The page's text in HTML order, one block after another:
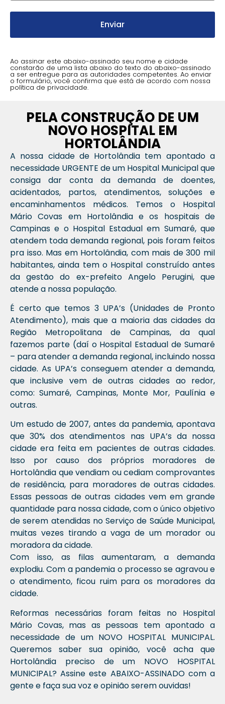
Ao assinar este abaixo-assinado seu nome e cidade
constarão de uma lista abaixo do texto do abaixo-assinado
a ser entregue para as autoridades competentes. Ao enviar
o formulário, você confirma que está de acordo com nossa
política de privacidade.
PELA CONSTRUÇÃO DE UM
NOVO HOSPITAL EM
HORTOLÂNDIA
A nossa cidade de Hortolândia tem apontado a
necessidade URGENTE de um Hospital Municipal que
consiga dar conta da demanda de doentes,
acidentados, partos, atendimentos, soluções e
encaminhamentos médicos. Temos o Hospital
Mário Covas em Hortolândia e os hospitais de
Campinas e o Hospital Estadual em Sumaré, que
atendem toda demanda regional, pois foram feitos
pra isso. Mas em Hortolândia, com mais de 300 mil
habitantes, ainda tem o Hospital construído antes
da gestão do ex-prefeito Angelo Perugini, que
atende a nossa população.
É certo que temos 3 UPA’s (Unidades de Pronto
Atendimento), mais que a maioria das cidades da
Região Metropolitana de Campinas, da qual
fazemos parte (daí o Hospital Estadual de Sumaré
– para atender a demanda regional, incluindo nossa
cidade. As UPA’s conseguem atender a demanda,
que inclusive vem de outras cidades ao redor,
como: Sumaré, Campinas, Monte Mor, Paulínia e
outras.
Um estudo de 2007, antes da pandemia, apontava
que 30% dos atendimentos nas UPA’s da nossa
cidade era feita em pacientes de outras cidades.
Isso por causo dos próprios moradores de
Hortolândia que vendiam ou cediam comprovantes
de residência, para moradores de outras cidades.
Essas pessoas de outras cidades vem em grande
quantidade para nossa cidade, com o único objetivo
de serem atendidas no Serviço de Saúde Municipal,
muitas vezes tirando a vaga de um morador ou
moradora da cidade.
Com isso, as filas aumentaram, a demanda
explodiu. Com a pandemia o processo se agravou e
o atendimento, ficou ruim para os moradores da
cidade.
Reformas necessárias foram feitas no Hospital
Mário Covas, mas as pessoas tem apontado a
necessidade de um NOVO HOSPITAL MUNICIPAL.
Queremos saber sua opinião, você acha que
Hortolândia preciso de um NOVO HOSPITAL
MUNICIPAL? Assine este ABAIXO-ASSINADO com a
gente e faça sua voz e opinião serem ouvidas!